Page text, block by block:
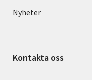
Nyheter
Kontakta oss